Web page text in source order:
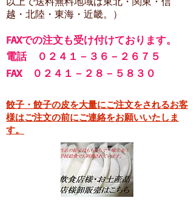
越・北陸・東海・近畿。）
FAXでの注文も受け付けております。
電話 ０２４１－３６－２６７５
FAX ０２４１－２８－５８３０
餃子・餃子の皮を大量にご注文をされるお客
様はご注文の前にご連絡をお願いいたしま
す。​